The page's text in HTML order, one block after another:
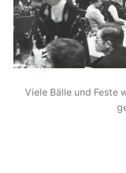
Viele Bälle und Feste